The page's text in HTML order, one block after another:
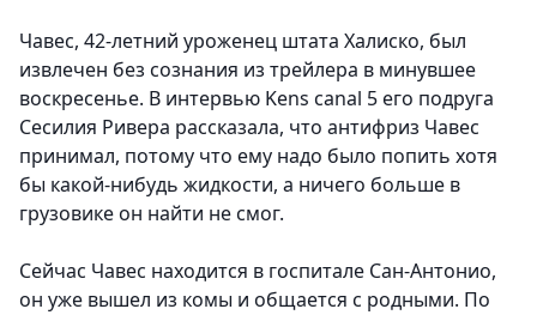
Чавес, 42-летний уроженец штата Халиско, был
извлечен без сознания из трейлера в минувшее
воскресенье. В интервью Kens canal 5 его подруга
Сесилия Ривера рассказала, что антифриз Чавес
принимал, потому что ему надо было попить хотя
бы какой-нибудь жидкости, а ничего больше в
грузовике он найти не смог.
Сейчас Чавес находится в госпитале Сан-Антонио,
он уже вышел из комы и общается с родными. По